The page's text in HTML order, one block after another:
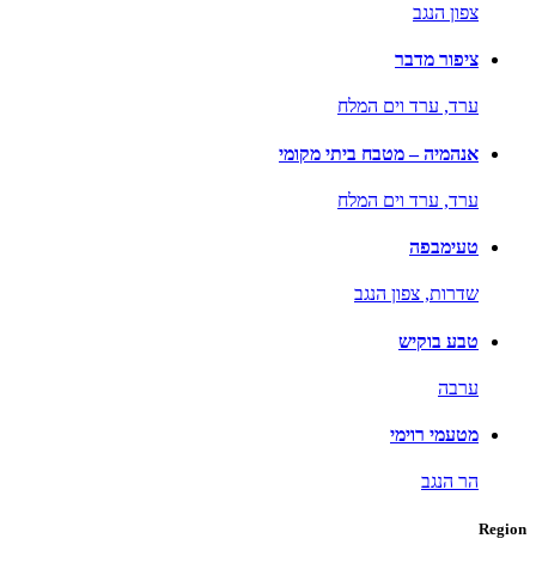
צפון הנגב
ציפור מדבר
ערד, ערד וים המלח
אנהמיה – מטבח ביתי מקומי
ערד, ערד וים המלח
טעימבפה
שדרות, צפון הנגב
טבע בוקיש
ערבה
מטעמי רוימי
הר הנגב
Region